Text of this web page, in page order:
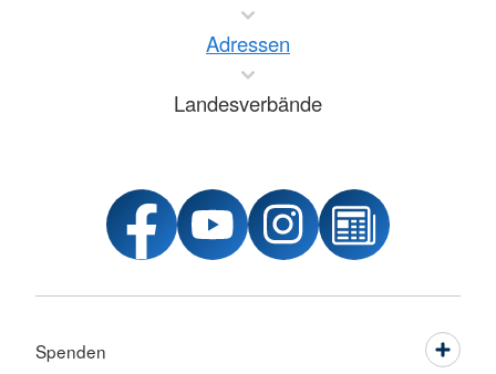
Adressen
Landesverbände
Spenden